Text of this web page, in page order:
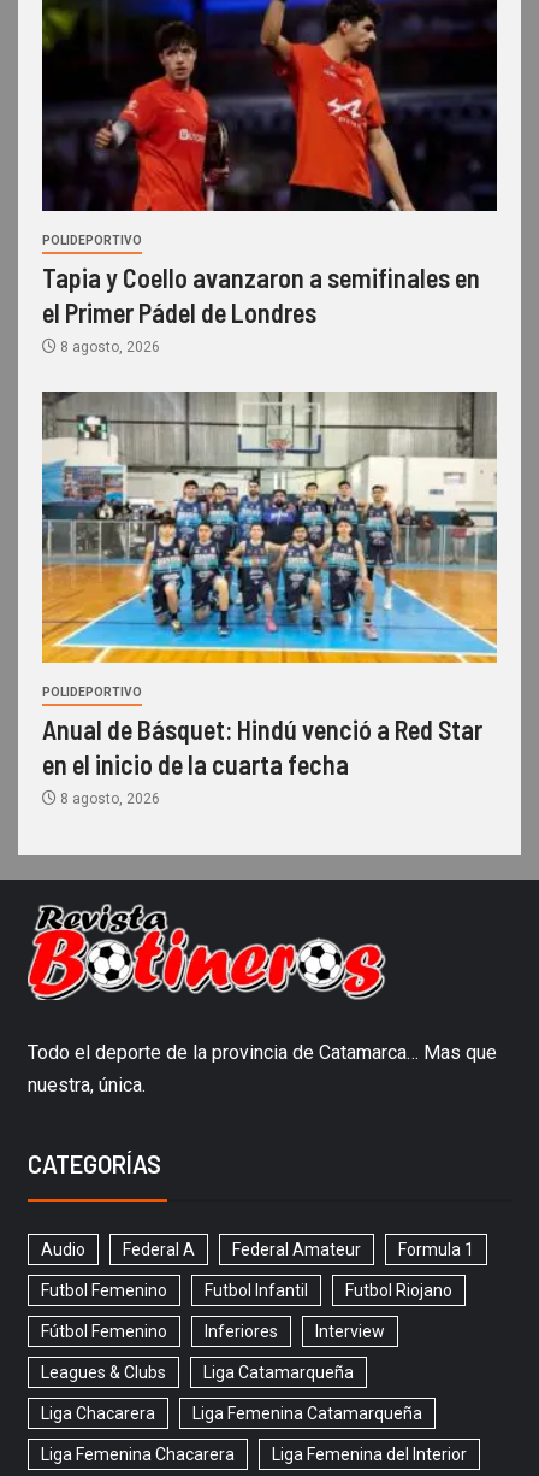
POLIDEPORTIVO
Tapia y Coello avanzaron a semifinales en
el Primer Pádel de Londres
8 agosto, 2026
POLIDEPORTIVO
Anual de Básquet: Hindú venció a Red Star
en el inicio de la cuarta fecha
8 agosto, 2026
Todo el deporte de la provincia de Catamarca… Mas que
nuestra, única.
CATEGORÍAS
Audio Federal A Federal Amateur Formula 1
Futbol Femenino Futbol Infantil Futbol Riojano
Fútbol Femenino Inferiores Interview
Leagues & Clubs Liga Catamarqueña
Liga Chacarera Liga Femenina Catamarqueña
Liga Femenina Chacarera Liga Femenina del Interior